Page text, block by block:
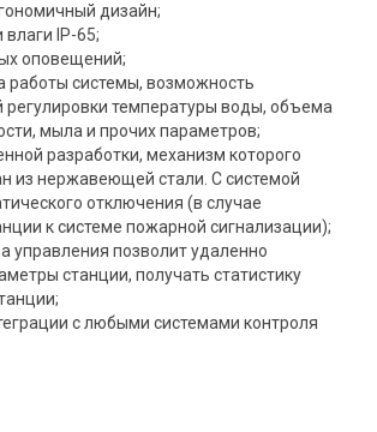
дизайн;
IP-65;
оповещений;
работы системы, возможность
регулировки температуры воды, объема
мыла и прочих параметров;
разработки, механизм которого
из нержавеющей стали. С системой
отключения (в случае
к системе пожарной сигнализации);
управления позволит удаленно
станции, получать статистику
с любыми системами контроля